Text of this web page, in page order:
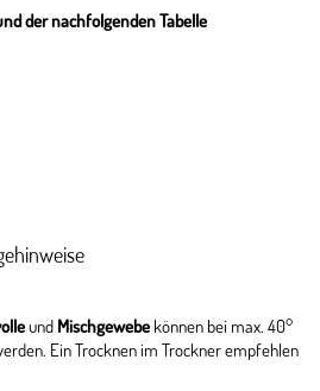
der nachfolgenden Tabelle
und Mischgewebe können bei max. 40°
Ein Trocknen im Trockner empfehlen